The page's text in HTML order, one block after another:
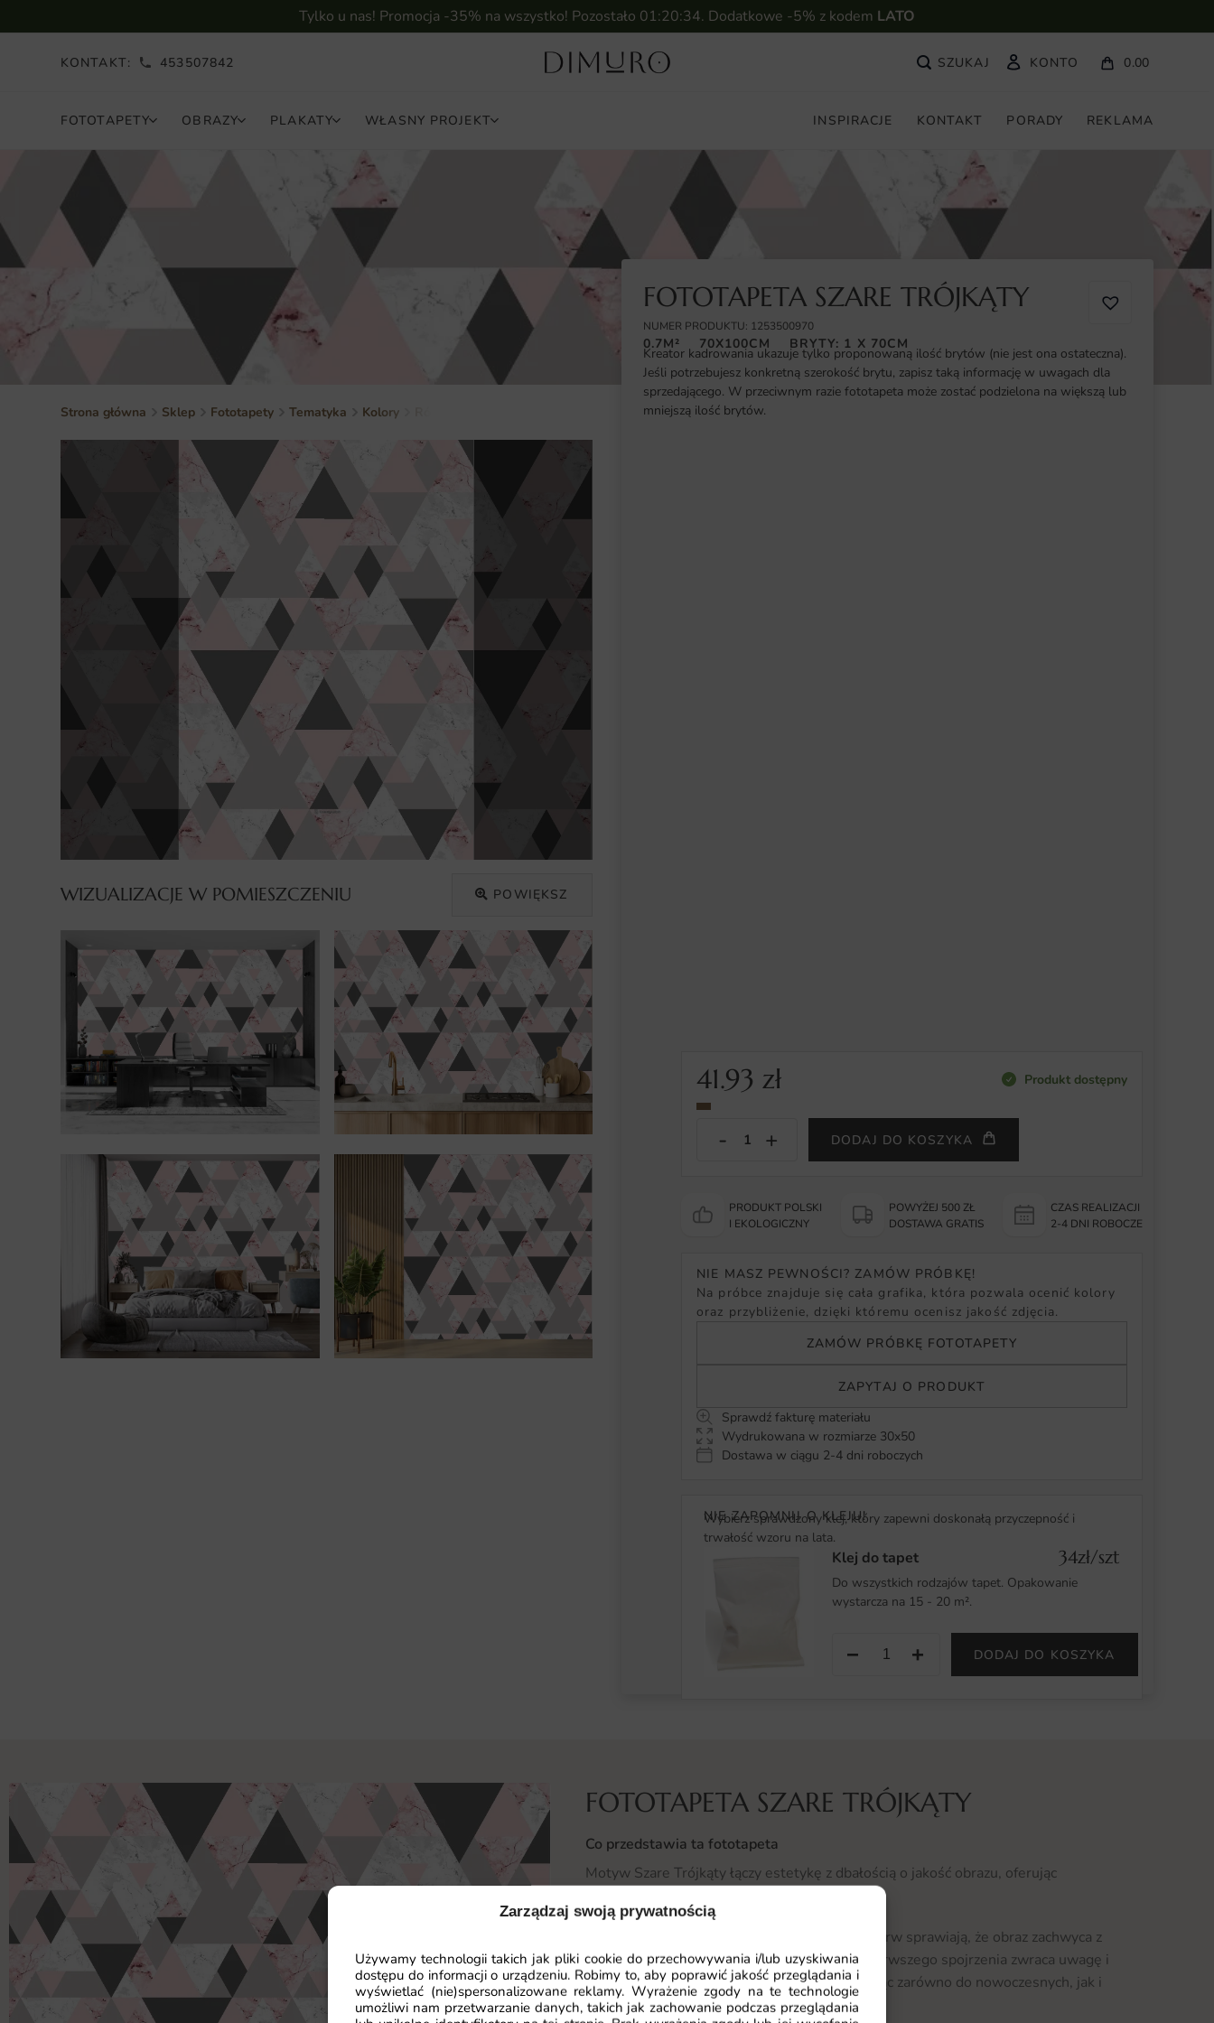
Zarządzaj swoją prywatnością
Używamy technologii takich jak pliki cookie do przechowywania i/lub uzyskiwania
dostępu do informacji o urządzeniu. Robimy to, aby poprawić jakość przeglądania i
wyświetlać (nie)spersonalizowane reklamy. Wyrażenie zgody na te technologie
umożliwi nam przetwarzanie danych, takich jak zachowanie podczas przeglądania
Tylko u nas! Promocja -35% na wszystko! Pozostało 01:20:33. Dodatkowe -5% z kodem LATO
KONTAKT: 453507842 KONTO 0.00
FOTOTAPETY OBRAZY PLAKATY WŁASNY PROJEKT INSPIRACJE KONTAKT PORADY REKLAMA
Strona główna Sklep Fototapety Tematyka Kolory
WIZUALIZACJE W POMIESZCZENIU POWIĘKSZ
FOTOTAPETA SZARE TRÓJKĄTY
NUMER PRODUKTU: 1253500970
0.7M² 70X100CM BRYTY: 1 X 70CM
Kreator kadrowania ukazuje tylko proponowaną ilość brytów (nie jest ona ostateczna).
Jeśli potrzebujesz konkretną szerokość brytu, zapisz taką informację w uwagach dla
sprzedającego. W przeciwnym razie fototapeta może zostać podzielona na większą lub
mniejszą ilość brytów.
41.93zł Produkt dostępny
DODAJ DO KOSZYKA
PRODUKT POLSKI
I EKOLOGICZNY
POWYŻEJ 500 ZŁ
DOSTAWA GRATIS
CZAS REALIZACJI
2-4 DNI ROBOCZE
NIE MASZ PEWNOŚCI? ZAMÓW PRÓBKĘ!
Na próbce znajduje się cała grafika, która pozwala ocenić kolory
oraz przybliżenie, dzięki któremu ocenisz jakość zdjęcia.
ZAMÓW PRÓBKĘ FOTOTAPETY
ZAPYTAJ O PRODUKT
Sprawdź fakturę materiału
Wydrukowana w rozmiarze 30x50
Dostawa w ciągu 2-4 dni roboczych
NIE ZAPOMNIJ O KLEJU!
Wybierz sprawdzony klej, który zapewni doskonałą przyczepność i
trwałość wzoru na lata.
Klej do tapet 34zł/szt
Do wszystkich rodzajów tapet. Opakowanie
wystarcza na 15 - 20 m².
− + DODAJ DO KOSZYKA
FOTOTAPETA SZARE TRÓJKĄTY
Co przedstawia ta fototapeta
Motyw Szare Trójkąty łączy estetykę z dbałością o jakość obrazu, oferując
Bogactwo szczegółów i przemyślana paleta barw sprawiają, że obraz zachwyca z
każdej odległości. To kompozycja, która od pierwszego spojrzenia zwraca uwagę i
nadaje wnętrzu indywidualny charakter, pasując zarówno do nowoczesnych, jak i
klasycznych aranżacji.